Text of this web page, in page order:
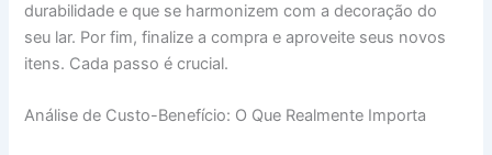
durabilidade e que se harmonizem com a decoração do
seu lar. Por fim, finalize a compra e aproveite seus novos
itens. Cada passo é crucial.
Análise de Custo-Benefício: O Que Realmente Importa